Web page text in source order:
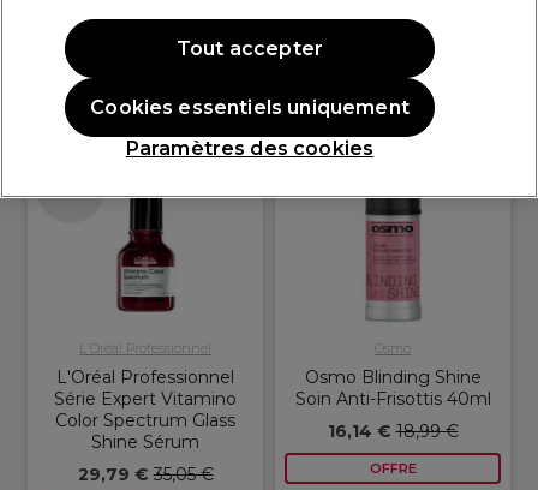
Trier par:Pertinence
OFFRE
disponibles
L'Oréal Professionnel
L'Oréal Professionnel
Série Expert Vitamino
Color Spectrum Glass
Shine Sérum
29,79 €35,05 €
OFFRE OFFRE EN LIGNE
Osmo
Osmo Blinding Shine
Soin Anti-Frisottis 40ml
16,14 €18,99 €
OFFRE
Paramètres des cookies
Cookies essentiels uniquement
Tout accepter